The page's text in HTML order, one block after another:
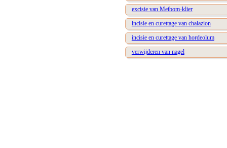
excisie van Meibom-klier
incisie en curettage van chalazion
incisie en curettage van hordeolum
verwijderen van nagel